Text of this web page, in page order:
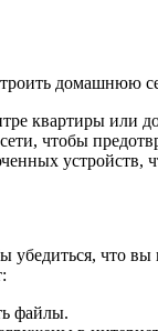
домашнюю
квартиры или
чтобы
устройств,
убедиться, что
файлы.